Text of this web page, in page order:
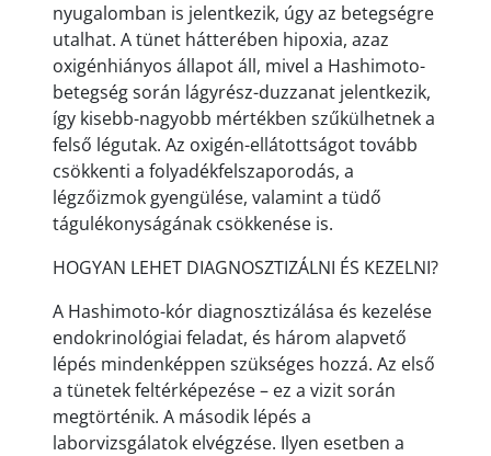
nyugalomban is jelentkezik, úgy az betegségre
utalhat. A tünet hátterében hipoxia, azaz
oxigénhiányos állapot áll, mivel a Hashimoto-
betegség során lágyrész-duzzanat jelentkezik,
így kisebb-nagyobb mértékben szűkülhetnek a
felső légutak. Az oxigén-ellátottságot tovább
csökkenti a folyadékfelszaporodás, a
légzőizmok gyengülése, valamint a tüdő
tágulékonyságának csökkenése is.
HOGYAN LEHET DIAGNOSZTIZÁLNI ÉS KEZELNI?
A Hashimoto-kór diagnosztizálása és kezelése
endokrinológiai feladat, és három alapvető
lépés mindenképpen szükséges hozzá. Az első
a tünetek feltérképezése – ez a vizit során
megtörténik. A második lépés a
laborvizsgálatok elvégzése. Ilyen esetben a